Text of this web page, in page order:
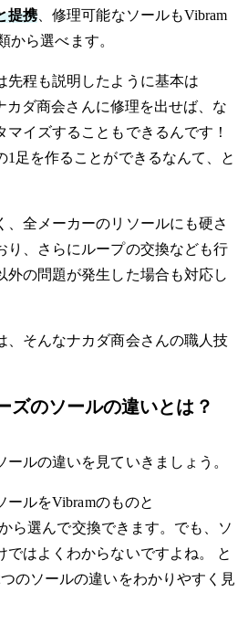
提携、修理可能なソールもVibram
から選べます。
先程も説明したように基本は
カダ商会さんに修理を出せば、な
マイズすることもできるんです！
1足を作ることができるなんて、と
、全メーカーのリソールにも硬さ
り、さらにループの交換なども行
外の問題が発生した場合も対応し
、そんなナカダ商会さんの職人技
ズのソールの違いとは？
ールの違いを見ていきましょう。
ルをVibramのものと
ら選んで交換できます。でも、ソ
ではよくわからないですよね。 と
のソールの違いをわかりやすく見